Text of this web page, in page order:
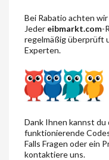
Bei Rabatio achten
Jeder eibmarkt.com-
regelmäßig überprüft
Experten.
Dank Ihnen kannst du
funktionierende
Falls Fragen oder ein
kontaktiere uns.